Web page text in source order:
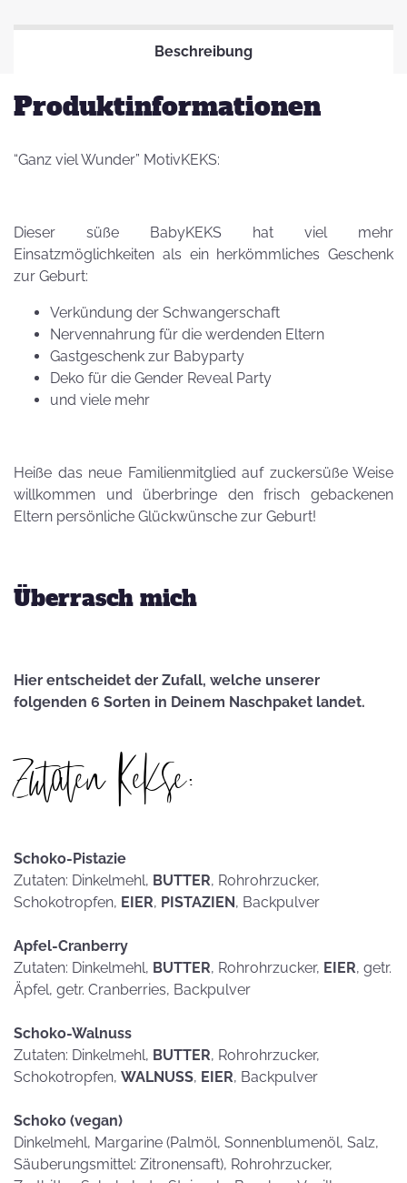
Beschreibung
Produktinformationen
“Ganz viel Wunder” MotivKEKS:
Dieser süße BabyKEKS hat viel mehr
Einsatzmöglichkeiten als ein herkömmliches Geschenk
zur Geburt:
Verkündung der Schwangerschaft
Nervennahrung für die werdenden Eltern
Gastgeschenk zur Babyparty
Deko für die Gender Reveal Party
und viele mehr
Heiße das neue Familienmitglied auf zuckersüße Weise
willkommen und überbringe den frisch gebackenen
Eltern persönliche Glückwünsche zur Geburt!
Überrasch mich
Hier entscheidet der Zufall, welche unserer
folgenden 6 Sorten in Deinem Naschpaket landet.
Zutaten Kekse:
Schoko-Pistazie
Zutaten: Dinkelmehl, BUTTER, Rohrohrzucker,
Schokotropfen, EIER, PISTAZIEN, Backpulver
Apfel-Cranberry
Zutaten: Dinkelmehl, BUTTER, Rohrohrzucker, EIER, getr.
Äpfel, getr. Cranberries, Backpulver
Schoko-Walnuss
Zutaten: Dinkelmehl, BUTTER, Rohrohrzucker,
Schokotropfen, WALNUSS, EIER, Backpulver
Schoko (vegan)
Dinkelmehl, Margarine (Palmöl, Sonnenblumenöl, Salz,
Säuberungsmittel: Zitronensaft), Rohrohrzucker,